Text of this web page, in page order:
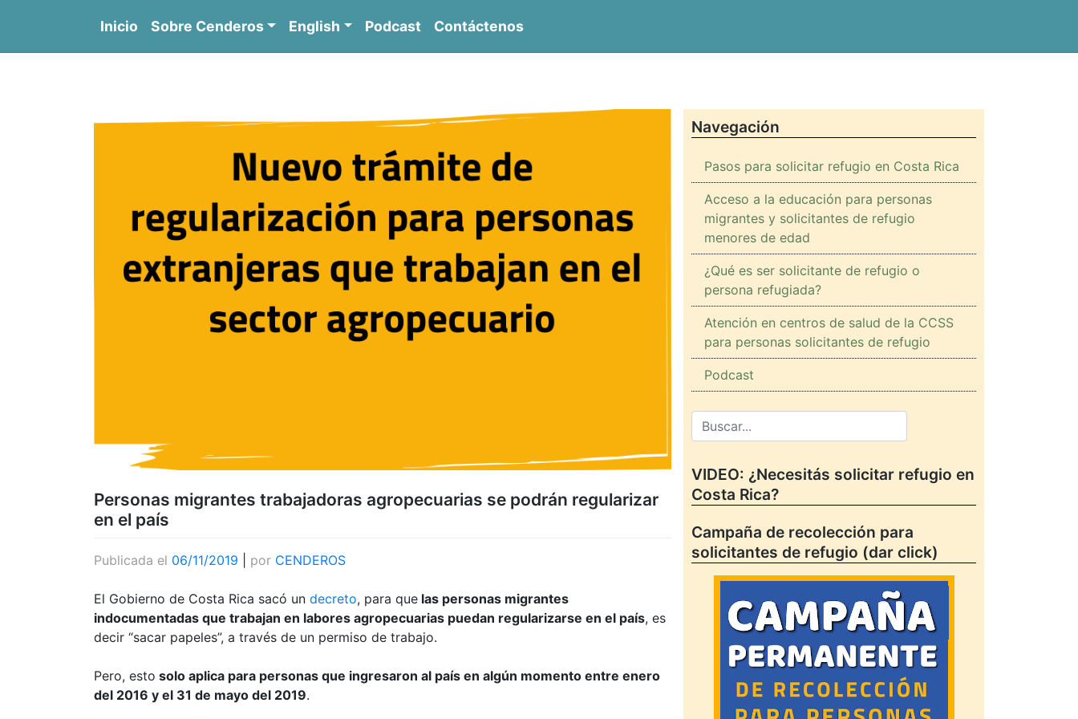
Inicio Sobre Cenderos English Podcast Contáctenos
Personas migrantes trabajadoras agropecuarias se podrán regularizar
en el país
Publicada el 06/11/2019 por CENDEROS
El Gobierno de Costa Rica sacó un decreto, para que las personas migrantes
indocumentadas que trabajan en labores agropecuarias puedan regularizarse en el país, es
decir “sacar papeles”, a través de un permiso de trabajo.
Pero, esto solo aplica para personas que ingresaron al país en algún momento entre enero
del 2016 y el 31 de mayo del 2019.
Navegación
Pasos para solicitar refugio en Costa Rica
Acceso a la educación para personas
migrantes y solicitantes de refugio
menores de edad
¿Qué es ser solicitante de refugio o
persona refugiada?
Atención en centros de salud de la CCSS
para personas solicitantes de refugio
Podcast
VIDEO: ¿Necesitás solicitar refugio en
Costa Rica?
Campaña de recolección para
solicitantes de refugio (dar click)